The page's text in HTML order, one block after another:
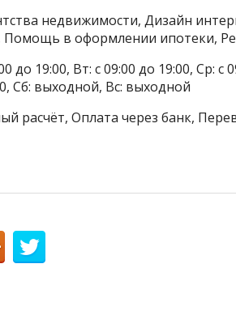
недвижимости, Дизайн
Помощь в оформлении ипотеки,
до 19:00, Вт: с 09:00 до 19:00, Ср: с
Сб: выходной, Вс: выходной
расчёт, Оплата через банк,